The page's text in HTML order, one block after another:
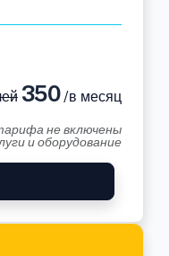
350/в месяц
не включены
и оборудование